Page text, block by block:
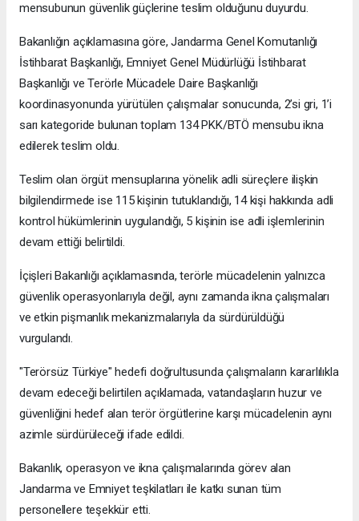
mensubunun güvenlik güçlerine teslim olduğunu duyurdu.
Bakanlığın açıklamasına göre, Jandarma Genel Komutanlığı
İstihbarat Başkanlığı, Emniyet Genel Müdürlüğü İstihbarat
Başkanlığı ve Terörle Mücadele Daire Başkanlığı
koordinasyonunda yürütülen çalışmalar sonucunda, 2’si gri, 1’i
sarı kategoride bulunan toplam 134 PKK/BTÖ mensubu ikna
edilerek teslim oldu.
Teslim olan örgüt mensuplarına yönelik adli süreçlere ilişkin
bilgilendirmede ise 115 kişinin tutuklandığı, 14 kişi hakkında adli
kontrol hükümlerinin uygulandığı, 5 kişinin ise adli işlemlerinin
devam ettiği belirtildi.
İçişleri Bakanlığı açıklamasında, terörle mücadelenin yalnızca
güvenlik operasyonlarıyla değil, aynı zamanda ikna çalışmaları
ve etkin pişmanlık mekanizmalarıyla da sürdürüldüğü
vurgulandı.
"Terörsüz Türkiye" hedefi doğrultusunda çalışmaların kararlılıkla
devam edeceği belirtilen açıklamada, vatandaşların huzur ve
güvenliğini hedef alan terör örgütlerine karşı mücadelenin aynı
azimle sürdürüleceği ifade edildi.
Bakanlık, operasyon ve ikna çalışmalarında görev alan
Jandarma ve Emniyet teşkilatları ile katkı sunan tüm
personellere teşekkür etti.